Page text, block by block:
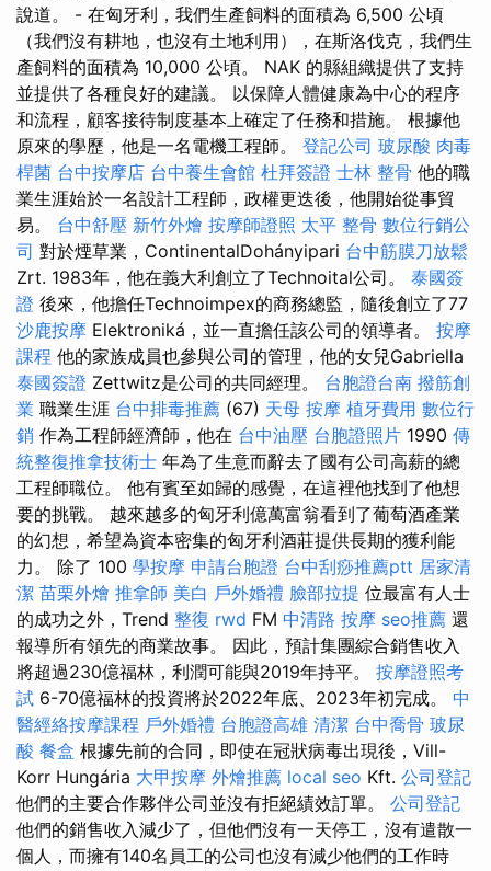
說道。 - 在匈牙利，我們生產飼料的面積為 6,500 公頃
（我們沒有耕地，也沒有土地利用），在斯洛伐克，我們生
產飼料的面積為 10,000 公頃。 NAK 的縣組織提供了支持
並提供了各種良好的建議。 以保障人體健康為中心的程序
和流程，顧客接待制度基本上確定了任務和措施。 根據他
原來的學歷，他是一名電機工程師。 登記公司 玻尿酸 肉毒
桿菌 台中按摩店 台中養生會館 杜拜簽證 士林 整骨 他的職
業生涯始於一名設計工程師，政權更迭後，他開始從事貿
易。 台中舒壓 新竹外燴 按摩師證照 太平 整骨 數位行銷公
司 對於煙草業，ContinentalDohányipari 台中筋膜刀放鬆
Zrt. 1983年，他在義大利創立了Technoital公司。 泰國簽
證 後來，他擔任Technoimpex的商務總監，隨後創立了77
沙鹿按摩 Elektroniká，並一直擔任該公司的領導者。 按摩
課程 他的家族成員也參與公司的管理，他的女兒Gabriella
泰國簽證 Zettwitz是公司的共同經理。 台胞證台南 撥筋創
業 職業生涯 台中排毒推薦 (67) 天母 按摩 植牙費用 數位行
銷 作為工程師經濟師，他在 台中油壓 台胞證照片 1990 傳
統整復推拿技術士 年為了生意而辭去了國有公司高薪的總
工程師職位。 他有賓至如歸的感覺，在這裡他找到了他想
要的挑戰。 越來越多的匈牙利億萬富翁看到了葡萄酒產業
的幻想，希望為資本密集的匈牙利酒莊提供長期的獲利能
力。 除了 100 學按摩 申請台胞證 台中刮痧推薦ptt 居家清
潔 苗栗外燴 推拿師 美白 戶外婚禮 臉部拉提 位最富有人士
的成功之外，Trend 整復 rwd FM 中清路 按摩 seo推薦 還
報導所有領先的商業故事。 因此，預計集團綜合銷售收入
將超過230億福林，利潤可能與2019年持平。 按摩證照考
試 6-70億福林的投資將於2022年底、2023年初完成。 中
醫經絡按摩課程 戶外婚禮 台胞證高雄 清潔 台中喬骨 玻尿
酸 餐盒 根據先前的合同，即使在冠狀病毒出現後，Vill-
Korr Hungária 大甲按摩 外燴推薦 local seo Kft. 公司登記
他們的主要合作夥伴公司並沒有拒絕績效訂單。 公司登記
他們的銷售收入減少了，但他們沒有一天停工，沒有遣散一
個人，而擁有140名員工的公司也沒有減少他們的工作時